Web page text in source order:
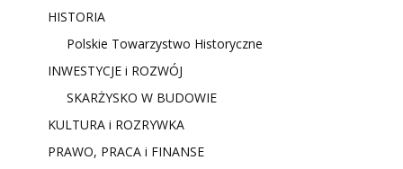
HISTORIA
Polskie Towarzystwo Historyczne
INWESTYCJE i ROZWÓJ
SKARŻYSKO W BUDOWIE
KULTURA i ROZRYWKA
PRAWO, PRACA i FINANSE